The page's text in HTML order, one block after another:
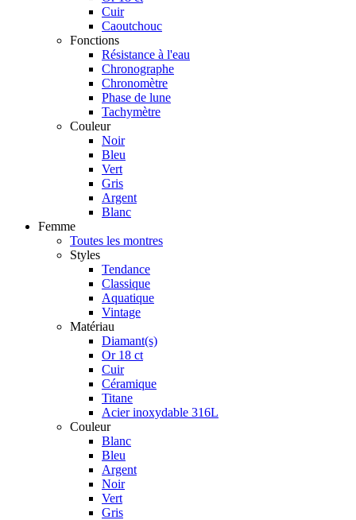
Cuir
Caoutchouc
Fonctions
Résistance à l'eau
Chronographe
Chronomètre
Phase de lune
Tachymètre
Couleur
Noir
Bleu
Vert
Gris
Argent
Blanc
Femme
Toutes les montres
Styles
Tendance
Classique
Aquatique
Vintage
Matériau
Diamant(s)
Or 18 ct
Cuir
Céramique
Titane
Acier inoxydable 316L
Couleur
Blanc
Bleu
Argent
Noir
Vert
Gris